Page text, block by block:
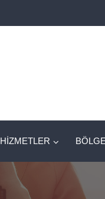
HİZMETLER